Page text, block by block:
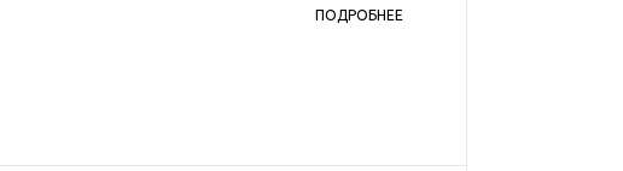
ПОДРОБНЕЕ